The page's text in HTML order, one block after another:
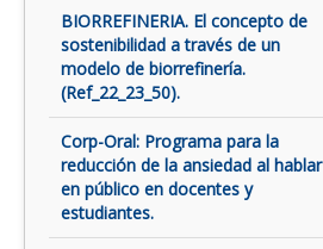
BIORREFINERIA. El concepto de
sostenibilidad a través de un
modelo de biorrefinería.
(Ref_22_23_50).
Corp-Oral: Programa para la
reducción de la ansiedad al hablar
en público en docentes y
estudiantes.